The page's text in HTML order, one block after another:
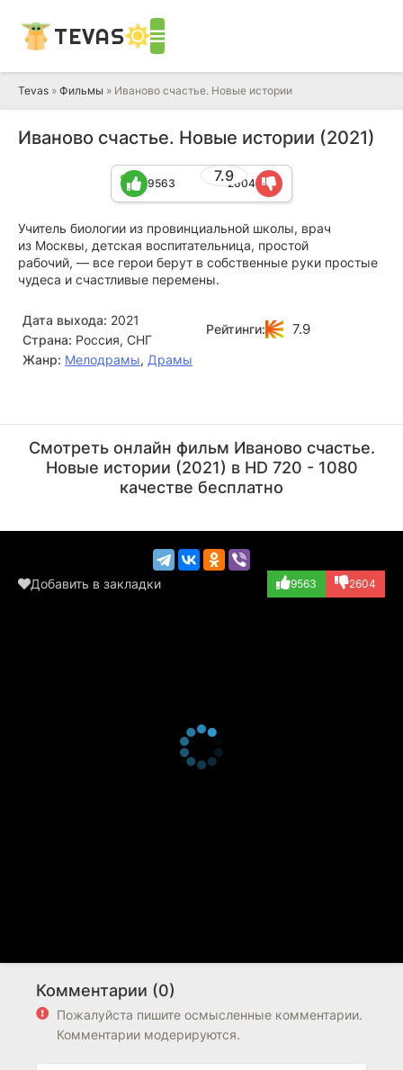
TEVAS
Tevas » Фильмы » Иваново счастье. Новые истории
Иваново счастье. Новые истории (2021)
7.9
9563 2604
Учитель биологии из провинциальной школы, врач
из Москвы, детская воспитательница, простой
рабочий, — все герои берут в собственные руки простые
чудеса и счастливые перемены.
Дата выхода: 2021
Страна: Россия, СНГ
Жанр: Мелодрамы, Драмы
Рейтинги: 7.9
Смотреть онлайн фильм Иваново счастье.
Новые истории (2021) в HD 720 - 1080
качестве бесплатно
Добавить в закладки 9563 2604
Комментарии (0)
Пожалуйста пишите осмысленные комментарии.
Комментарии модерируются.